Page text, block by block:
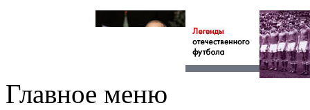
Главное меню